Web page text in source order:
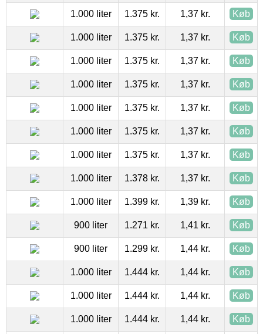
1.000 liter 1.375 kr. 1,37 kr. Køb
1.000 liter 1.375 kr. 1,37 kr. Køb
1.000 liter 1.375 kr. 1,37 kr. Køb
1.000 liter 1.375 kr. 1,37 kr. Køb
1.000 liter 1.375 kr. 1,37 kr. Køb
1.000 liter 1.375 kr. 1,37 kr. Køb
1.000 liter 1.375 kr. 1,37 kr. Køb
1.000 liter 1.378 kr. 1,37 kr. Køb
1.000 liter 1.399 kr. 1,39 kr. Køb
900 liter 1.271 kr. 1,41 kr. Køb
900 liter 1.299 kr. 1,44 kr. Køb
1.000 liter 1.444 kr. 1,44 kr. Køb
1.000 liter 1.444 kr. 1,44 kr. Køb
1.000 liter 1.444 kr. 1,44 kr. Køb